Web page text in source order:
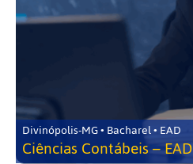
Divinópolis-MG • Bacharel • EAD
Ciências Contábeis – EAD